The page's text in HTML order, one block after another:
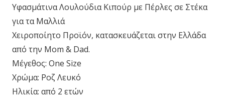
Υφασμάτινα Λουλούδια Κιπούρ με Πέρλες σε Στέκα
για τα Μαλλιά
Χειροποίητο Προϊόν, κατασκευάζεται στην Ελλάδα
από την Mom & Dad.
Μέγεθος: One Size
Χρώμα: Ροζ Λευκό
Ηλικία: από 2 ετών